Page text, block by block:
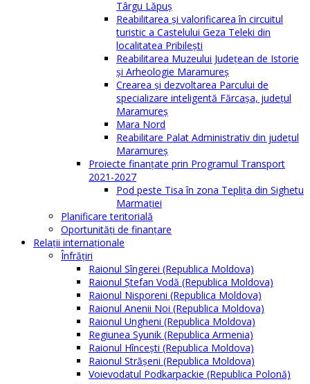
Târgu Lăpuș
Reabilitarea și valorificarea în circuitul
turistic a Castelului Geza Teleki din
localitatea Pribilești
Reabilitarea Muzeului Județean de Istorie
și Arheologie Maramureș
Crearea și dezvoltarea Parcului de
specializare inteligentă Fărcașa, județul
Maramureș
Mara Nord
Reabilitare Palat Administrativ din județul
Maramureș
Proiecte finanțate prin Programul Transport
2021-2027
Pod peste Tisa în zona Teplița din Sighetu
Marmației
Planificare teritorială
Oportunităţi de finanţare
Relaţii internaţionale
Înfrăţiri
Raionul Sîngerei (Republica Moldova)
Raionul Ștefan Vodă (Republica Moldova)
Raionul Nisporeni (Republica Moldova)
Raionul Anenii Noi (Republica Moldova)
Raionul Ungheni (Republica Moldova)
Regiunea Syunik (Republica Armenia)
Raionul Hîncești (Republica Moldova)
Raionul Străşeni (Republica Moldova)
Voievodatul Podkarpackie (Republica Polonă)